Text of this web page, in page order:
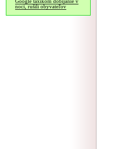
Google taxíkom dobíjanie v
noci, rušili obyvateľov